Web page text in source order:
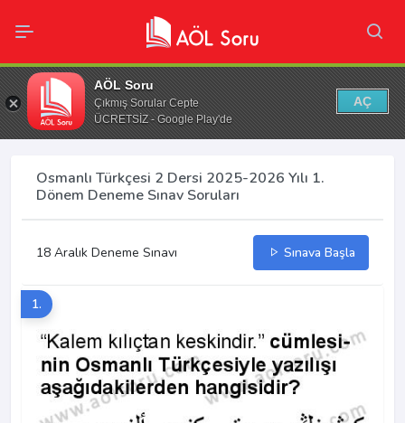
AÖL Soru
Çıkmış Sorular Cepte
ÜCRETSİZ - Google Play'de
AÇ
Osmanlı Türkçesi 2 Dersi 2025-2026 Yılı 1.
Dönem Deneme Sınav Soruları
18 Aralık Deneme Sınavı Sınava Başla
1.